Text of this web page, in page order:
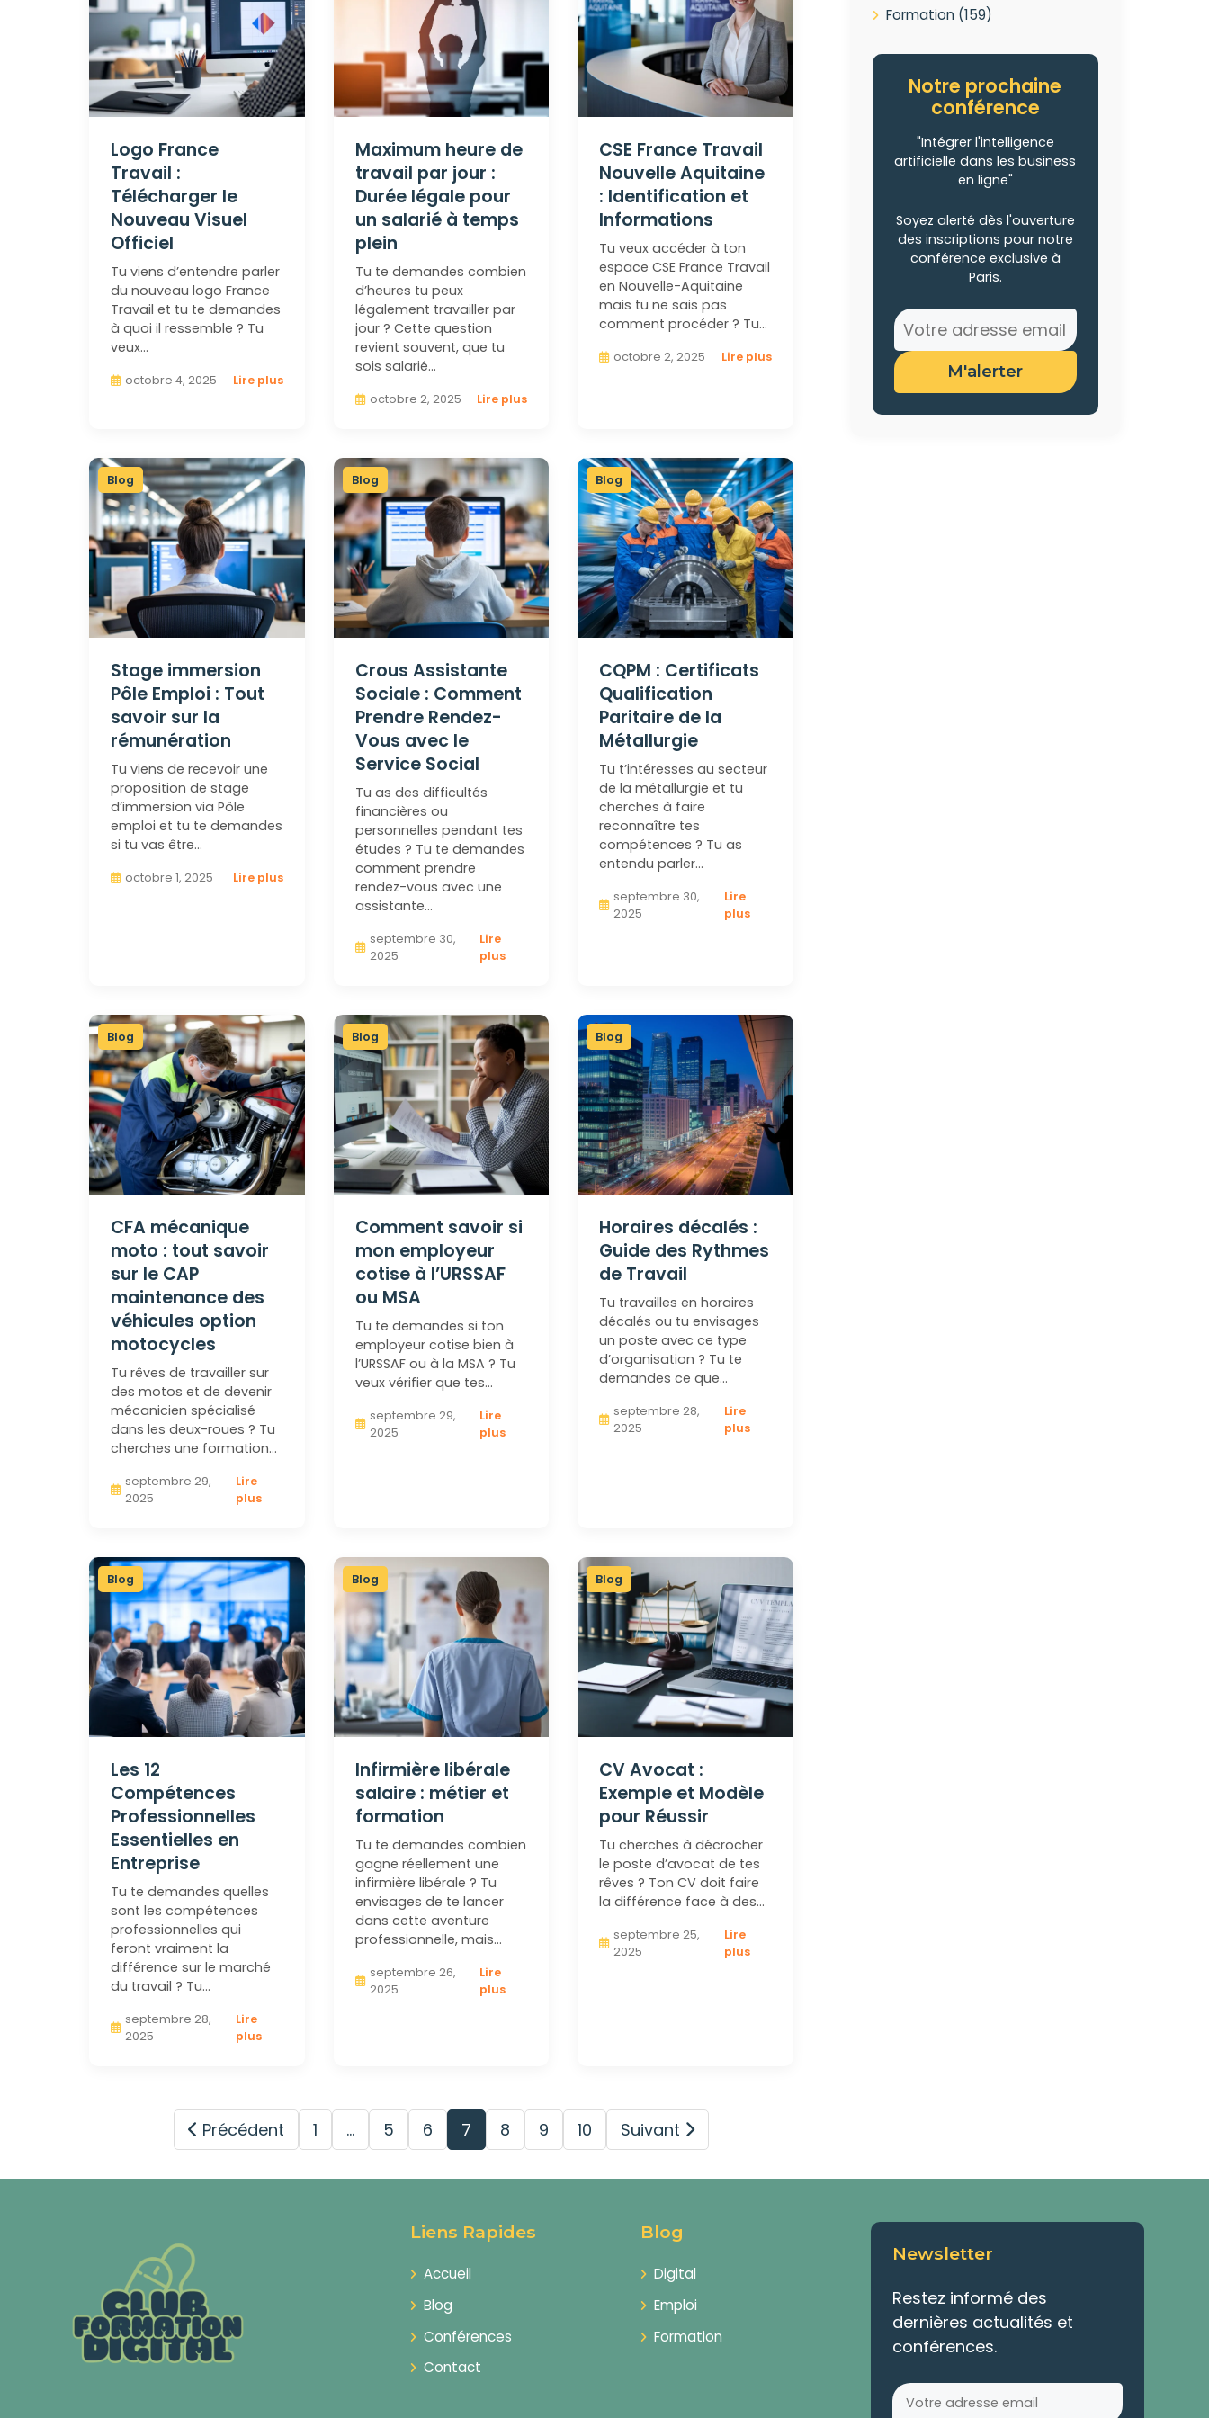
Formation (159)
Notre prochaine
conférence
"Intégrer l'intelligence
artificielle dans les business
en ligne"
Soyez alerté dès l'ouverture
des inscriptions pour notre
conférence exclusive à
Paris.
M'alerter
Logo France
Travail :
Télécharger le
Nouveau Visuel
Officiel
Tu viens d’entendre parler
du nouveau logo France
Travail et tu te demandes
à quoi il ressemble ? Tu
veux…
octobre 4, 2025 Lire plus
Maximum heure de
travail par jour :
Durée légale pour
un salarié à temps
plein
Tu te demandes combien
d’heures tu peux
légalement travailler par
jour ? Cette question
revient souvent, que tu
sois salarié…
octobre 2, 2025 Lire plus
CSE France Travail
Nouvelle Aquitaine
: Identification et
Informations
Tu veux accéder à ton
espace CSE France Travail
en Nouvelle-Aquitaine
mais tu ne sais pas
comment procéder ? Tu…
octobre 2, 2025 Lire plus
Blog
Stage immersion
Pôle Emploi : Tout
savoir sur la
rémunération
Tu viens de recevoir une
proposition de stage
d’immersion via Pôle
emploi et tu te demandes
si tu vas être…
octobre 1, 2025 Lire plus
Blog
Crous Assistante
Sociale : Comment
Prendre Rendez-
Vous avec le
Service Social
Tu as des difficultés
financières ou
personnelles pendant tes
études ? Tu te demandes
comment prendre
rendez-vous avec une
assistante…
septembre 30,
2025
Lire
plus
Blog
CQPM : Certificats
Qualification
Paritaire de la
Métallurgie
Tu t’intéresses au secteur
de la métallurgie et tu
cherches à faire
reconnaître tes
compétences ? Tu as
entendu parler…
septembre 30,
2025
Lire
plus
Blog
CFA mécanique
moto : tout savoir
sur le CAP
maintenance des
véhicules option
motocycles
Tu rêves de travailler sur
des motos et de devenir
mécanicien spécialisé
dans les deux-roues ? Tu
cherches une formation…
septembre 29,
2025
Lire
plus
Blog
Comment savoir si
mon employeur
cotise à l’URSSAF
ou MSA
Tu te demandes si ton
employeur cotise bien à
l’URSSAF ou à la MSA ? Tu
veux vérifier que tes…
septembre 29,
2025
Lire
plus
Blog
Horaires décalés :
Guide des Rythmes
de Travail
Tu travailles en horaires
décalés ou tu envisages
un poste avec ce type
d’organisation ? Tu te
demandes ce que…
septembre 28,
2025
Lire
plus
Blog
Les 12
Compétences
Professionnelles
Essentielles en
Entreprise
Tu te demandes quelles
sont les compétences
professionnelles qui
feront vraiment la
différence sur le marché
du travail ? Tu…
septembre 28,
2025
Lire
plus
Blog
Infirmière libérale
salaire : métier et
formation
Tu te demandes combien
gagne réellement une
infirmière libérale ? Tu
envisages de te lancer
dans cette aventure
professionnelle, mais…
septembre 26,
2025
Lire
plus
Blog
CV Avocat :
Exemple et Modèle
pour Réussir
Tu cherches à décrocher
le poste d’avocat de tes
rêves ? Ton CV doit faire
la différence face à des…
septembre 25,
2025
Lire
plus
Précédent 1 … 5 6 7 8 9 10 Suivant
Liens Rapides
Accueil
Blog
Conférences
Contact
Blog
Digital
Emploi
Formation
Newsletter
Restez informé des
dernières actualités et
conférences.